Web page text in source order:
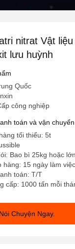
nitrat Vật
lưu huỳnh
Quốc
công nghiệp
toán và vận chuyển
tối thiểu: 5t
Bao bì 25kg hoặc
hàng: 15 ngày làm việc
toán: T/T
cấp: 1000 tấn mỗi
Chuyện Ngay.